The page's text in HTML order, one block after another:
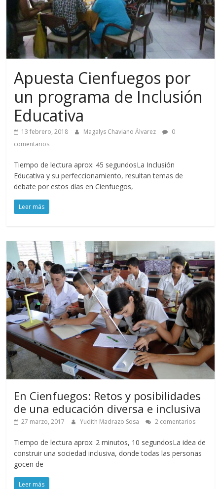
Apuesta Cienfuegos por
un programa de Inclusión
Educativa
13 febrero, 2018 Magalys Chaviano Álvarez
0
comentarios
Tiempo de lectura aprox: 45 segundosLa Inclusión
Educativa y su perfeccionamiento, resultan temas de
debate por estos días en Cienfuegos,
Leer más
En Cienfuegos: Retos y posibilidades
de una educación diversa e inclusiva
27 marzo, 2017 Yudith Madrazo Sosa 2 comentarios
Tiempo de lectura aprox: 2 minutos, 10 segundosLa idea de
construir una sociedad inclusiva, donde todas las personas
gocen de
Leer más